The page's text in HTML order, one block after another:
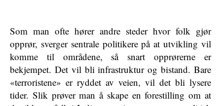
Som man ofte hører andre steder hvor folk gjør
opprør, sverger sentrale politikere på at utvikling vil
komme til områdene, så snart opprørerne er
bekjempet. Det vil bli infrastruktur og bistand. Bare
«terroristene» er ryddet av veien, vil det bli lysere
tider. Slik prøver man å skape en forestilling om at